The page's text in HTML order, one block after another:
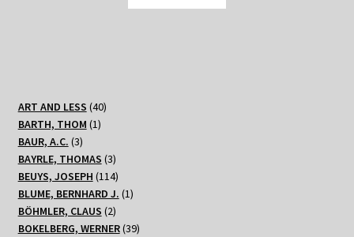
ART AND LESS 4040
BARTH, THOM 11
BAUR, A.C. 33
Produkte
BAYRLE, THOMAS 33
Produkte
BEUYS, JOSEPH 114114
Produkte
BLUME, BERNHARD J. 11
BÖHMLER, CLAUS 22
Produkte
BOKELBERG, WERNER 3939